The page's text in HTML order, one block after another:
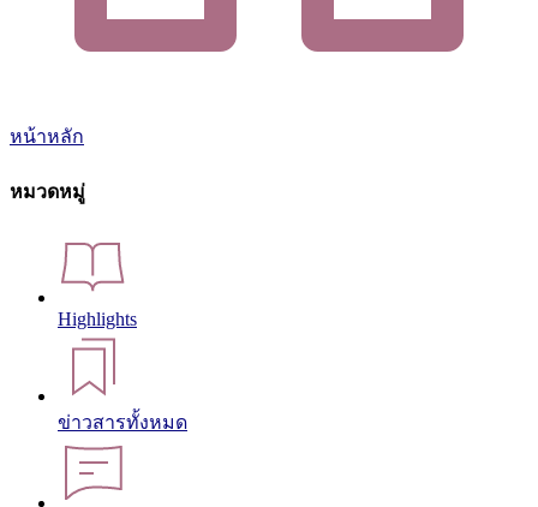
หน้าหลัก
หมวดหมู่
Highlights
ข่าวสารทั้งหมด